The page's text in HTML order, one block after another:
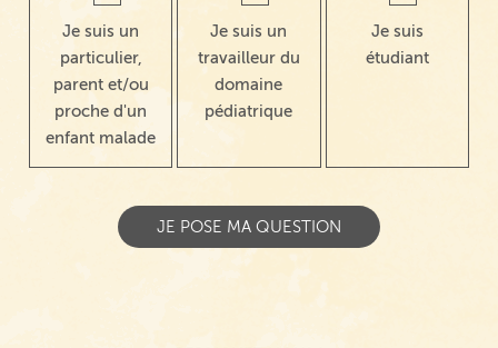
Je suis un
particulier,
parent et/ou
proche d'un
enfant malade
Je suis un
travailleur du
domaine
pédiatrique
Je suis
étudiant